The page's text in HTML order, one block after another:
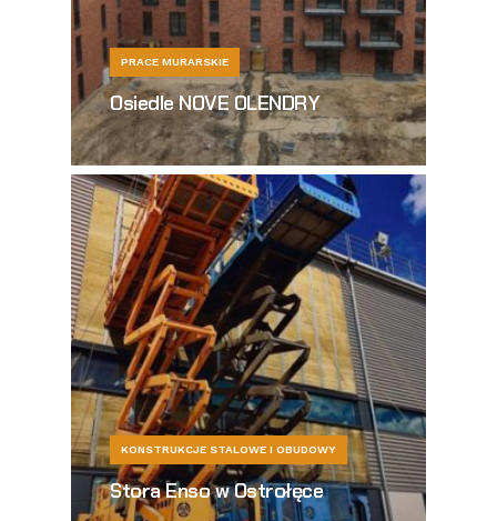
PRACE MURARSKIE
Osiedle NOVE OLENDRY
KONSTRUKCJE STALOWE I OBUDOWY
Stora Enso w Ostrołęce